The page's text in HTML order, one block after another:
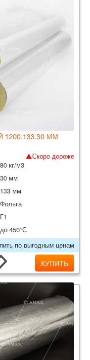
ММ
Скоро дороже
80 кг/м3
30 мм
133 мм
Фольга
Г1
до 450°С
по выгодным ценам
КУПИТЬ